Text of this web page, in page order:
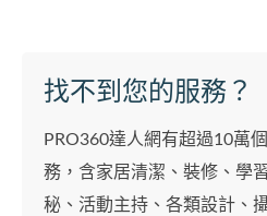
找不到您的服務？
PRO360達人網有超過10萬
務，含家居清潔、裝修、學
秘、活動主持、各類設計、